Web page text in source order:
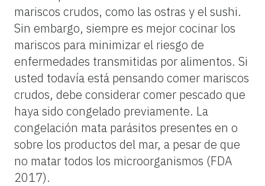
mariscos crudos, como las ostras y el sushi.
Sin embargo, siempre es mejor cocinar los
mariscos para minimizar el riesgo de
enfermedades transmitidas por alimentos. Si
usted todavía está pensando comer mariscos
crudos, debe considerar comer pescado que
haya sido congelado previamente. La
congelación mata parásitos presentes en o
sobre los productos del mar, a pesar de que
no matar todos los microorganismos (FDA
2017).